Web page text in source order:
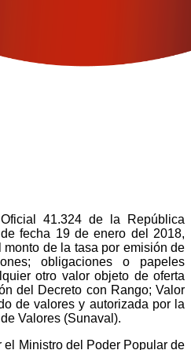
41.324 de la República
fecha 19 de enero del 2018,
de la tasa por emisión de
obligaciones o papeles
otro valor objeto de oferta
del Decreto con Rango; Valor
de valores y autorizada por la
Valores (Sunaval).
el Ministro del Poder Popular de